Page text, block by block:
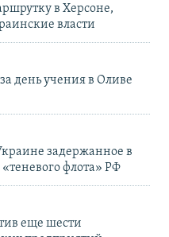
в Херсоне,
власти
день учения в Оливе
задержанное в
«теневого флота» РФ
еще шести